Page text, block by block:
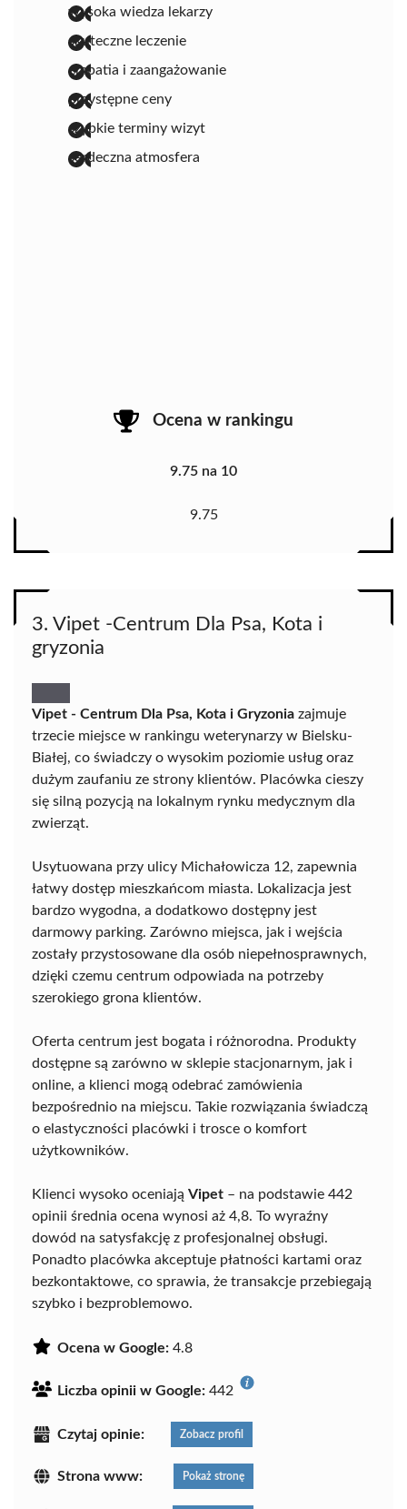
wysoka wiedza lekarzy
skuteczne leczenie
empatia i zaangażowanie
przystępne ceny
szybkie terminy wizyt
serdeczna atmosfera
Ocena w rankingu
9.75 na 10
9.75
3. Vipet -Centrum Dla Psa, Kota i
gryzonia
Vipet - Centrum Dla Psa, Kota i Gryzonia zajmuje
trzecie miejsce w rankingu weterynarzy w Bielsku-
Białej, co świadczy o wysokim poziomie usług oraz
dużym zaufaniu ze strony klientów. Placówka cieszy
się silną pozycją na lokalnym rynku medycznym dla
zwierząt.
Usytuowana przy ulicy Michałowicza 12, zapewnia
łatwy dostęp mieszkańcom miasta. Lokalizacja jest
bardzo wygodna, a dodatkowo dostępny jest
darmowy parking. Zarówno miejsca, jak i wejścia
zostały przystosowane dla osób niepełnosprawnych,
dzięki czemu centrum odpowiada na potrzeby
szerokiego grona klientów.
Oferta centrum jest bogata i różnorodna. Produkty
dostępne są zarówno w sklepie stacjonarnym, jak i
online, a klienci mogą odebrać zamówienia
bezpośrednio na miejscu. Takie rozwiązania świadczą
o elastyczności placówki i trosce o komfort
użytkowników.
Klienci wysoko oceniają Vipet – na podstawie 442
opinii średnia ocena wynosi aż 4,8. To wyraźny
dowód na satysfakcję z profesjonalnej obsługi.
Ponadto placówka akceptuje płatności kartami oraz
bezkontaktowe, co sprawia, że transakcje przebiegają
szybko i bezproblemowo.
Ocena w Google: 4.8
Liczba opinii w Google: 442
Czytaj opinie: Zobacz profil
Strona www: Pokaż stronę